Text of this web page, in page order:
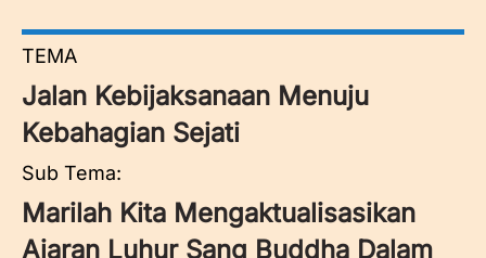
TEMA
Jalan Kebijaksanaan Menuju
Kebahagian Sejati
Sub Tema:
Marilah Kita Mengaktualisasikan
Ajaran Luhur Sang Buddha Dalam